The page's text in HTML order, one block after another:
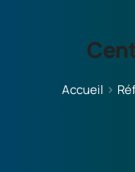
Accueil